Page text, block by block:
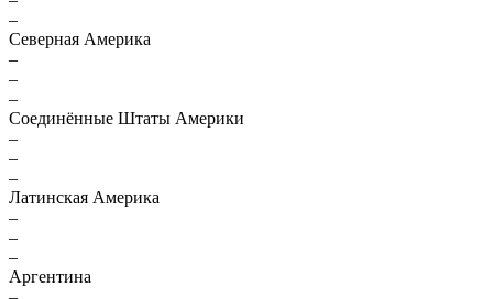
–
Северная Америка
–
–
–
Соединённые Штаты Америки
–
–
–
Латинская Америка
–
–
–
Аргентина